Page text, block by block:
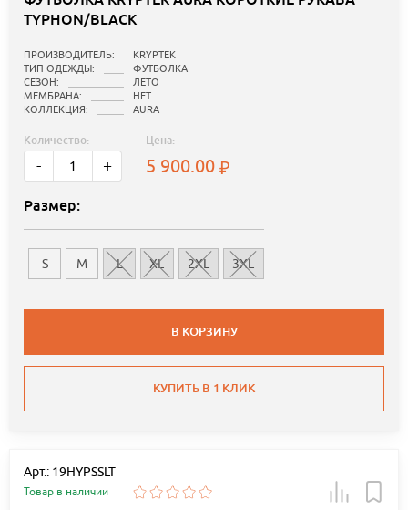
TYPHON/BLACK
ПРОИЗВОДИТЕЛЬ:
KRYPTEK
ТИП ОДЕЖДЫ:
ФУТБОЛКА
СЕЗОН:
ЛЕТО
МЕМБРАНА:
НЕТ
КОЛЛЕКЦИЯ:
AURA
Количество:
- +
Цена:
5 900.00
Размер:
S M L XL 2XL 3XL
В КОРЗИНУ
КУПИТЬ В 1 КЛИК
Арт.: 19HYPSSLT
Товар в наличии